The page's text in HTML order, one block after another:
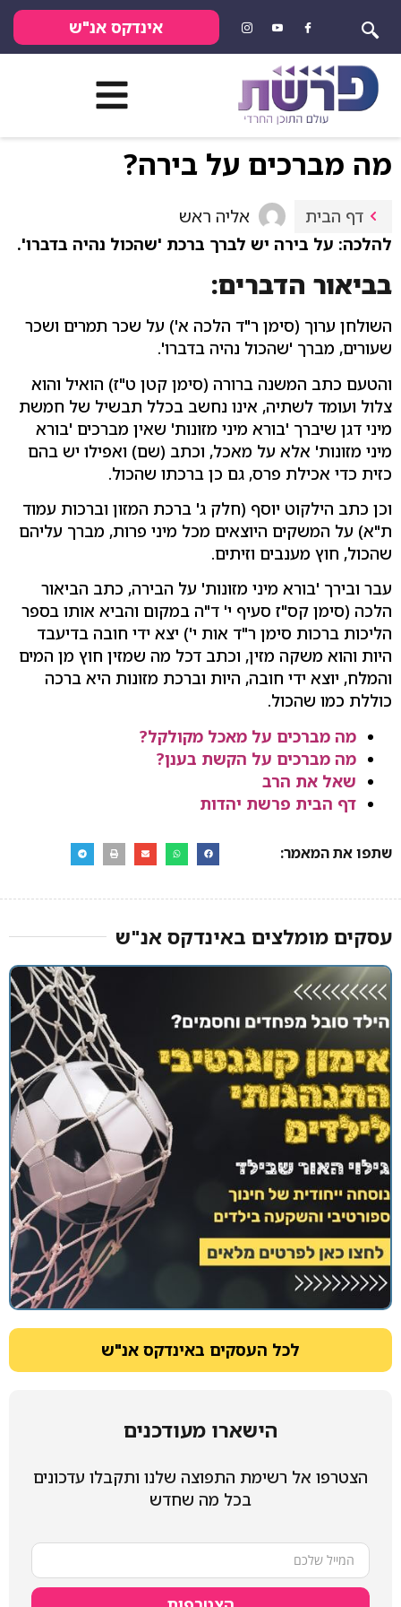
אינדקס אנ"ש
מה מברכים על בירה?
דף הבית אליה ראש
להלכה: על בירה יש לברך ברכת 'שהכול נהיה בדברו'.
בביאור הדברים:
השולחן ערוך (סימן ר"ד הלכה א') על שכר תמרים ושכר
שעורים, מברך 'שהכול נהיה בדברו'.
והטעם כתב המשנה ברורה (סימן קטן ט"ז) הואיל והוא
צלול ועומד לשתיה, אינו נחשב בכלל תבשיל של חמשת
מיני דגן שיברך 'בורא מיני מזונות' שאין מברכים 'בורא
מיני מזונות' אלא על מאכל, וכתב (שם) ואפילו יש בהם
כזית כדי אכילת פרס, גם כן ברכתו שהכול.
וכן כתב הילקוט יוסף (חלק ג' ברכת המזון וברכות עמוד
ת"א) על המשקים היוצאים מכל מיני פרות, מברך עליהם
שהכול, חוץ מענבים וזיתים.
עבר ובירך 'בורא מיני מזונות' על הבירה, כתב הביאור
הלכה (סימן קס"ז סעיף י' ד"ה במקום והביא אותו בספר
הליכות ברכות סימן ר"ד אות י') יצא ידי חובה בדיעבד
היות והוא משקה מזין, וכתב דכל מה שמזין חוץ מן המים
והמלח, יוצא ידי חובה, היות וברכת מזונות היא ברכה
כוללת כמו שהכול.
מה מברכים על מאכל מקולקל?
מה מברכים על הקשת בענן?
שאל את הרב
דף הבית פרשת יהדות
שתפו את המאמר:
עסקים מומלצים באינדקס אנ"ש​
לכל העסקים באינדקס אנ"ש
הישארו מעודכנים
הצטרפו אל רשימת התפוצה שלנו ותקבלו עדכונים
בכל מה שחדש